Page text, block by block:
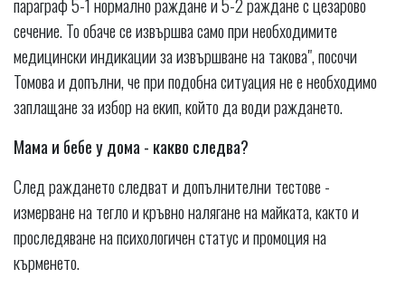
сечение. То обаче се извършва само при необходимите
медицински индикации за извършване на такова", посочи
Томова и допълни, че при подобна ситуация не е необходимо
заплащане за избор на екип, който да води раждането.
Мама и бебе у дома - какво следва?
След раждането следват и допълнителни тестове -
измерване на тегло и кръвно налягане на майката, както и
проследяване на психологичен статус и промоция на
кърменето.